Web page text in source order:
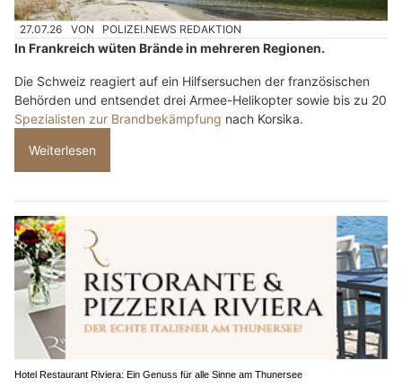
27.07.26 VON POLIZEI.NEWS REDAKTION
In Frankreich wüten Brände in mehreren Regionen.
Die Schweiz reagiert auf ein Hilfsersuchen der französischen
Behörden und entsendet drei Armee-Helikopter sowie bis zu 20
Spezialisten zur Brandbekämpfung nach Korsika.
Weiterlesen
Hotel Restaurant Riviera: Ein Genuss für alle Sinne am Thunersee